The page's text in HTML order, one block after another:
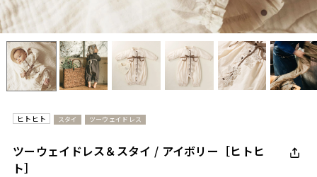
ヒトヒト スタイ ツーウェイドレス
ツーウェイドレス＆スタイ / アイボリー［ヒトヒ
ト］